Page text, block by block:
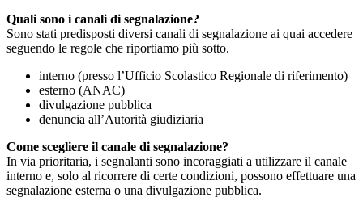
Quali sono i canali di segnalazione?
Sono stati predisposti diversi canali di segnalazione ai quai accedere
seguendo le regole che riportiamo più sotto.
interno (presso l’Ufficio Scolastico Regionale di riferimento)
esterno (ANAC)
divulgazione pubblica
denuncia all’Autorità giudiziaria
Come scegliere il canale di segnalazione?
In via prioritaria, i segnalanti sono incoraggiati a utilizzare il canale
interno e, solo al ricorrere di certe condizioni, possono effettuare una
segnalazione esterna o una divulgazione pubblica.